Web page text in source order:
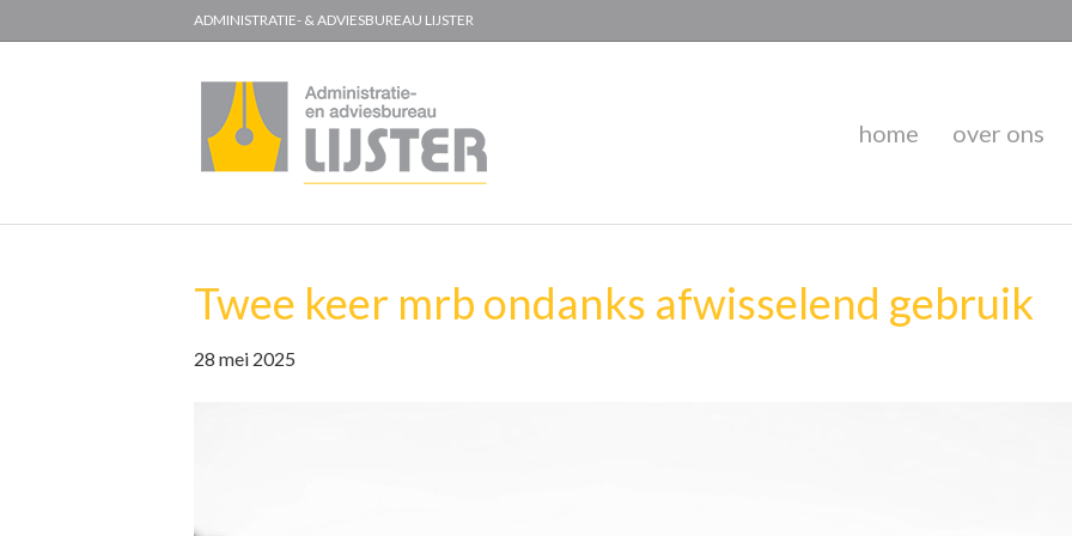
ADMINISTRATIE- & ADVIESBUREAU LIJSTER
home over ons
Twee keer mrb ondanks afwisselend gebruik
28 mei 2025